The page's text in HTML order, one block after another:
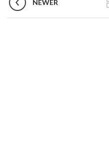
NEWER